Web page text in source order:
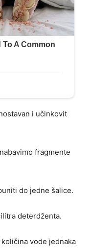
i učinkovit
fragmente
do jedne šalice.
deterdženta.
vode jednaka